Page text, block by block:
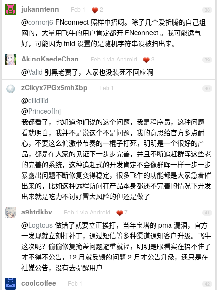
38
jukanntenn Feb 1 2
@cornorj6 FNconnect 照样中招呀。除了几个爱折腾的自己组
网的，大量用飞牛的用户肯定都开 FNconnect 。我可能运气
好，可能因为 fnid 设置的是随机字符串没被扫出来。
39
AkinoKaedeChan Feb 1 via Android 3
@Valid 别黑老贾了，人家也没装死不回应啊
40
zCikyx7PGx5mhXbp Feb 1
@dilidilid
@PrinceofInj
我都看了，也知道你们说的这个问题，我是程序员，这种问题一
看就明白，我并不是说这个不是问题，我的意思给官方多点耐
心，不要这么偏激带节奏的一棍子打死，明明是一个很好的产
品，都是在大家的见证下一步步完善，并且不断追赶群晖这些老
的完善的系统，这种追赶式的开发肯定不会像群晖一样一步一步
暴露出问题不断修复变得稳定，很多飞牛的功能都是大家急着催
出来的，比如这种远程访问在产品本身都还不完善的情况下开发
出来就是吃力不讨好冒大风险的但还是做了
41
a9htdkbv Feb 1 via Android 7
@Logtous 做错了就要立正挨打，当年宝塔的 pma 漏洞，官方
一发现就立刻打补丁，通过短信等多种渠道通知客户升级。飞牛
这次呢？偷偷修复掩盖问题避重就轻，明明是眼看实在捂不住了
才不得不公告，12 月就反馈的问题 2 月才公告升级，还只是在
社媒公告，没有去提醒用户
42
coolcoffee Feb 1